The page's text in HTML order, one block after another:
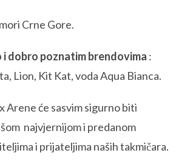
Crne Gore.
i dobro poznatim brendovima :
Lion, Kit Kat, voda Aqua Bianca.
Arene će sasvim sigurno biti
najvjernijom i predanom
i prijateljima naših takmičara.